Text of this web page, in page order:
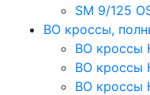
SM 9/125
ВО кроссы,
ВО кроссы
ВО кроссы
ВО кроссы